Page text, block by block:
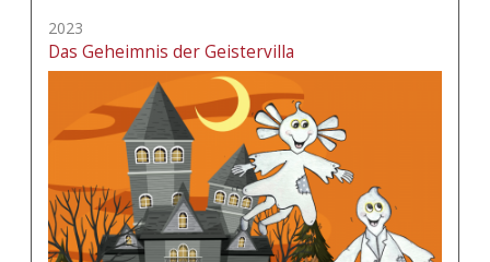
2023
Das Geheimnis der Geistervilla